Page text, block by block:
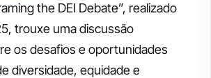
the DEI Debate”, realizado
trouxe uma discussão
os desafios e oportunidades
diversidade, equidade e